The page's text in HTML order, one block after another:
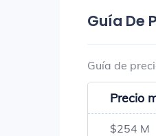
Guía De
Guía de
Precio
$254 M